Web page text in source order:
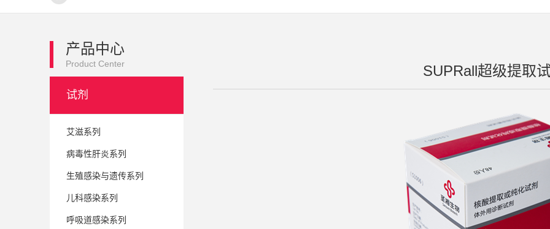
产品中心
Product Center
试剂
艾滋系列
病毒性肝炎系列
生殖感染与遗传系列
儿科感染系列
呼吸道感染系列
SUPRall超级提取